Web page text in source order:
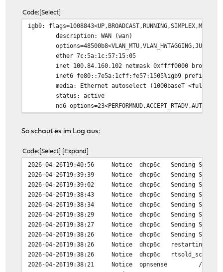
Code Select
igb9:
description: WAN (wan)
ether 7c:5a:1c:57:15:05
inet 100.84.160.102 netmask 0xffff0000 broadcast
inet6 fe80::7e5a:1cff:fe57:1505%igb9 prefixlen 64
media: Ethernet autoselect (1000baseT <full-
status: active
nd6
So schaut es im Log aus:
Code Select Expand
2026-04-26T19:40:56 Notice dhcp6c
Sending
2026-04-26T19:39:39
Notice dhcp6c
Sending
2026-04-26T19:39:02
Notice dhcp6c
Sending
2026-04-26T19:38:43
Notice dhcp6c
Sending
2026-04-26T19:38:34
Notice dhcp6c
Sending
2026-04-26T19:38:29
Notice dhcp6c
Sending
2026-04-26T19:38:27
Notice dhcp6c
Sending
2026-04-26T19:38:26
Notice dhcp6c
Sending
2026-04-26T19:38:26
Notice dhcp6c
restarting
2026-04-26T19:38:26
Notice dhcp6c
rtsold_script:
2026-04-26T19:38:21
Notice opnsense
/usr/